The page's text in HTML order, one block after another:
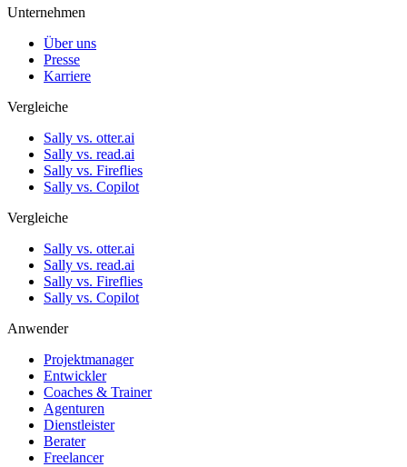
Unternehmen
Über uns
Presse
Karriere
Vergleiche
Sally vs. otter.ai
Sally vs. read.ai
Sally vs. Fireflies
Sally vs. Copilot
Vergleiche
Sally vs. otter.ai
Sally vs. read.ai
Sally vs. Fireflies
Sally vs. Copilot
Anwender
Projektmanager
Entwickler
Coaches & Trainer
Agenturen
Dienstleister
Berater
Freelancer